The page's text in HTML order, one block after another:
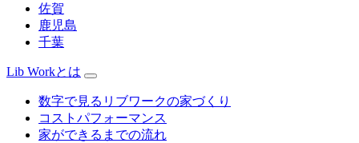
佐賀
鹿児島
千葉
Lib Workとは
数字で見るリブワークの家づくり
コストパフォーマンス
家ができるまでの流れ